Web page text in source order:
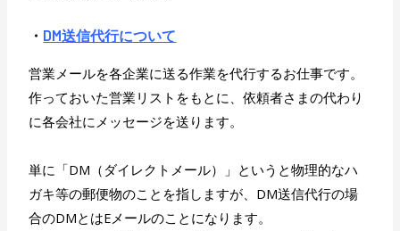
・ DM送信代行について
営業メールを各企業に送る作業を代行するお仕事です。
作っておいた営業リストをもとに、依頼者さまの代わり
に各会社にメッセージを送ります。
単に「DM（ダイレクトメール）」というと物理的なハ
ガキ等の郵便物のことを指しますが、DM送信代行の場
合のDMとはEメールのことになります。